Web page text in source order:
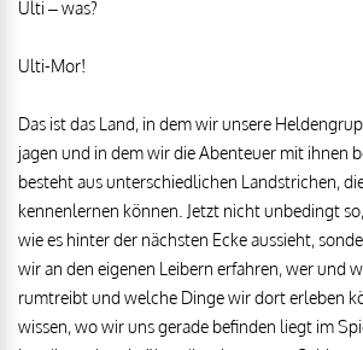
Ulti – was?
Ulti-Mor!
Das ist das Land, in dem wir unsere
jagen und in dem wir die Abenteuer mit ihnen
besteht aus unterschiedlichen Landstrichen,
kennenlernen können. Jetzt nicht unbedingt
wie es hinter der nächsten Ecke aussieht,
wir an den eigenen Leibern erfahren, wer und
rumtreibt und welche Dinge wir dort erleben
wissen, wo wir uns gerade befinden liegt im